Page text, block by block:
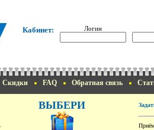
Кабинет: Логин
Скидки FAQ Обратная связь
ВЫБЕРИ